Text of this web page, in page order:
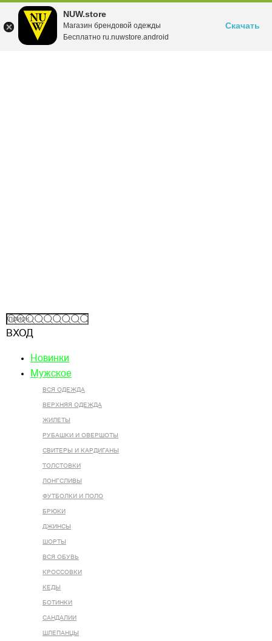
NUW.store
Магазин брендовой одежды
Бесплатно ru.nuwstore.android
Скачать
ВХОД
Новинки
Мужское
ВСЯ ОДЕЖДА
ВЕРХНЯЯ ОДЕЖДА
ЖИЛЕТЫ
РУБАШКИ И ОВЕРШОТЫ
СВИТЕРЫ И КАРДИГАНЫ
ТОЛСТОВКИ
ЛОНГСЛИВЫ
ФУТБОЛКИ И ПОЛО
БРЮКИ
ДЖИНСЫ
ШОРТЫ
ВСЯ ОБУВЬ
КРОССОВКИ
КЕДЫ
БОТИНКИ
САНДАЛИИ
ШЛЕПАНЦЫ